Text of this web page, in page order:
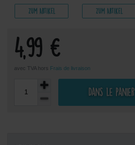
Zum Artikel Zum Artikel
4,99 €
avec TVA hors Frais de livraison
Dans le panier